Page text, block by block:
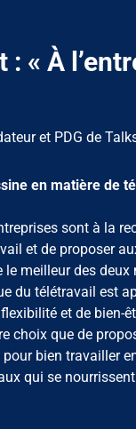
: « À
et PDG de
en matière de
sont à la
et de proposer
le meilleur des
du télétravail est
et de bien-
choix que de
bien travailler
qui se